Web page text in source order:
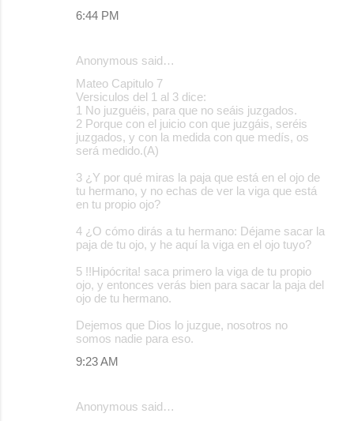
6:44 PM
Anonymous said…
Mateo Capitulo 7
Versiculos del 1 al 3 dice:
1 No juzguéis, para que no seáis juzgados.
2 Porque con el juicio con que juzgáis, seréis
juzgados, y con la medida con que medís, os
será medido.(A)
3 ¿Y por qué miras la paja que está en el ojo de
tu hermano, y no echas de ver la viga que está
en tu propio ojo?
4 ¿O cómo dirás a tu hermano: Déjame sacar la
paja de tu ojo, y he aquí la viga en el ojo tuyo?
5 !!Hipócrita! saca primero la viga de tu propio
ojo, y entonces verás bien para sacar la paja del
ojo de tu hermano.
Dejemos que Dios lo juzgue, nosotros no
somos nadie para eso.
9:23 AM
Anonymous said…